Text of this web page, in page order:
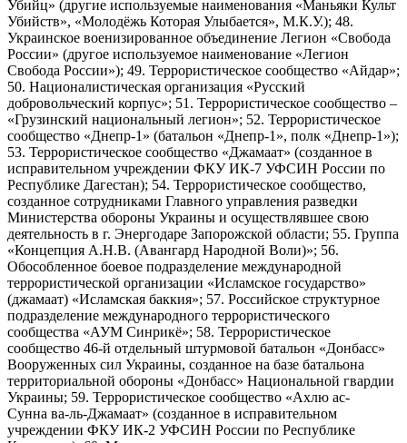
Убийц» (другие используемые наименования «Маньяки Культ
Убийств», «Молодёжь Которая Улыбается», М.К.У.); 48.
Украинское военизированное объединение Легион «Свобода
России» (другое используемое наименование «Легион
Свобода России»); 49. Террористическое сообщество «Айдар»;
50. Националистическая организация «Русский
добровольческий корпус»; 51. Террористическое сообщество –
«Грузинский национальный легион»; 52. Террористическое
сообщество «Днепр-1» (батальон «Днепр-1», полк «Днепр-1»);
53. Террористическое сообщество «Джамаат» (созданное в
исправительном учреждении ФКУ ИК-7 УФСИН России по
Республике Дагестан); 54. Террористическое сообщество,
созданное сотрудниками Главного управления разведки
Министерства обороны Украины и осуществлявшее свою
деятельность в г. Энергодаре Запорожской области; 55. Группа
«Концепция А.Н.В. (Авангард Народной Воли)»; 56.
Обособленное боевое подразделение международной
террористической организации «Исламское государство»
(джамаат) «Исламская баккия»; 57. Российское структурное
подразделение международного террористического
сообщества «АУМ Синрикё»; 58. Террористическое
сообщество 46-й отдельный штурмовой батальон «Донбасс»
Вооруженных сил Украины, созданное на базе батальона
территориальной обороны «Донбасс» Национальной гвардии
Украины; 59. Террористическое сообщество «Ахлю ас-
Сунна ва-ль-Джамаат» (созданное в исправительном
учреждении ФКУ ИК-2 УФСИН России по Республике